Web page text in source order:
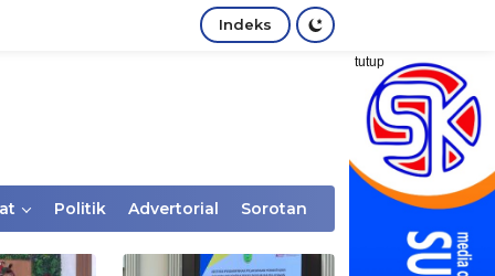
Indeks
tutup
Politik Advertorial Sorotan